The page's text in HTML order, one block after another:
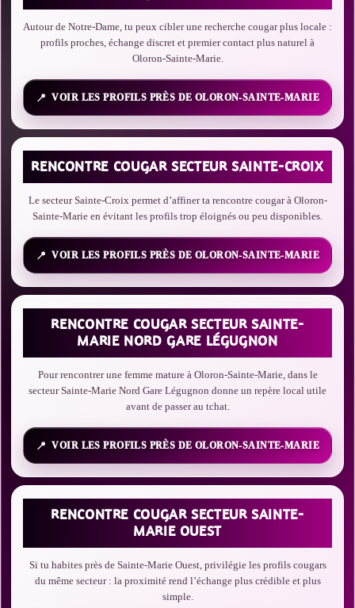
Autour de Notre-Dame, tu peux cibler une recherche cougar plus locale :
profils proches, échange discret et premier contact plus naturel à
Oloron-Sainte-Marie.
VOIR LES PROFILS PRÈS DE OLORON-SAINTE-MARIE
RENCONTRE COUGAR SECTEUR SAINTE-CROIX
Le secteur Sainte-Croix permet d’affiner ta rencontre cougar à Oloron-
Sainte-Marie en évitant les profils trop éloignés ou peu disponibles.
VOIR LES PROFILS PRÈS DE OLORON-SAINTE-MARIE
RENCONTRE COUGAR SECTEUR SAINTE-
MARIE NORD GARE LÉGUGNON
Pour rencontrer une femme mature à Oloron-Sainte-Marie, dans le
secteur Sainte-Marie Nord Gare Légugnon donne un repère local utile
avant de passer au tchat.
VOIR LES PROFILS PRÈS DE OLORON-SAINTE-MARIE
RENCONTRE COUGAR SECTEUR SAINTE-
MARIE OUEST
Si tu habites près de Sainte-Marie Ouest, privilégie les profils cougars
du même secteur : la proximité rend l’échange plus crédible et plus
simple.